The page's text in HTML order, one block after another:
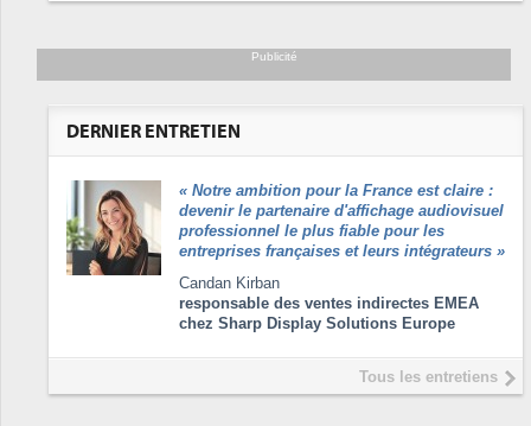
Publicité
DERNIER ENTRETIEN
« Notre ambition pour la France est claire :
devenir le partenaire d'affichage audiovisuel
professionnel le plus fiable pour les
entreprises françaises et leurs intégrateurs »
Candan Kirban
responsable des ventes indirectes EMEA
chez Sharp Display Solutions Europe
Tous les entretiens